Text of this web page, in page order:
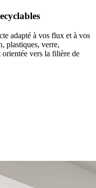
adapté à vos flux et à vos
plastiques, verre,
orientée vers la filière de